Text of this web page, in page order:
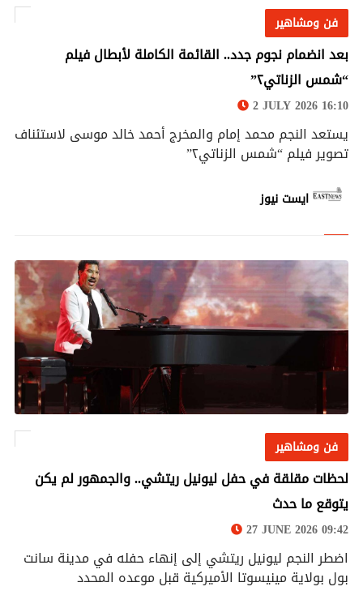
فن ومشاهير
فن ومشاهير
بعد انضمام نجوم جدد.. القائمة الكاملة لأبطال فيلم
“شمس الزناتي٢”
2 JULY 2026 16:10
يستعد النجم محمد إمام والمخرج أحمد خالد موسى لاستئناف
تصوير فيلم “شمس الزناتي٢”
ايست نيوز
فن ومشاهير
فن ومشاهير
لحظات مقلقة في حفل ليونيل ريتشي.. والجمهور لم يكن
يتوقع ما حدث
27 JUNE 2026 09:42
اضطر النجم ليونيل ريتشي إلى إنهاء حفله في مدينة سانت
بول بولاية مينيسوتا الأميركية قبل موعده المحدد